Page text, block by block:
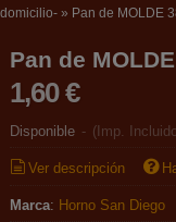
» Pan de MOLDE
Pan de
1,60 €
Disponible - (Imp.
Ver descripción
Marca: Horno San Diego